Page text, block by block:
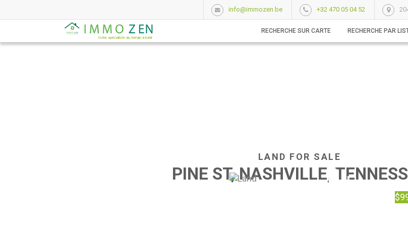
info@immozen.be +32 470 05 04 52
Votre spécialiste du terrain à bâtir
RECHERCHE SUR CARTE RECHERCHE PAR
LAND FOR SALE
PINE ST, NASHVILLE,